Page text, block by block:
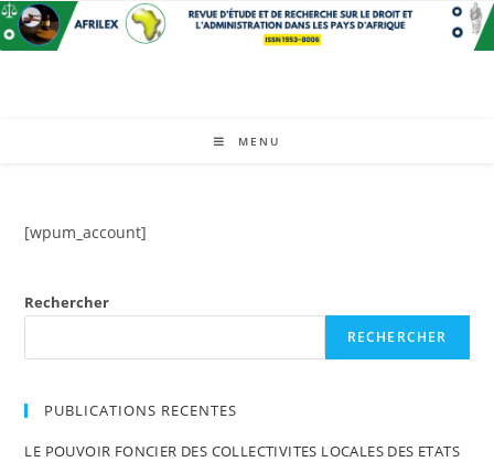
Skip
to
MENU
[wpum_account]
Rechercher
RECHERCHER
PUBLICATIONS RECENTES
LE POUVOIR FONCIER DES COLLECTIVITES LOCALES DES ETATS